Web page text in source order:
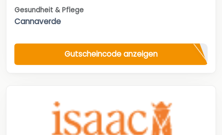
Gesundheit & Pflege
Cannaverde
Gutscheincode anzeigen